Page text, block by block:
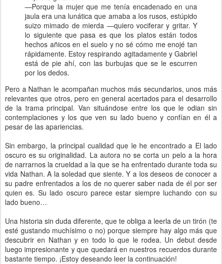
—Porque la mujer que me tenía encadenado en una
jaula era una lunática que amaba a los rusos, estúpido
suizo mimado de mierda —quiero vociferar y gritar. Y
lo siguiente que pasa es que los platos están todos
hechos añicos en el suelo y no sé cómo me enojé tan
rápidamente. Estoy respirando agitadamente y Gabriel
está de pie ahí, con las burbujas que se le escurren
por los dedos.
Pero a Nathan le acompañan muchos más secundarios, unos más
relevantes que otros, pero en general acertados para el desarrollo
de la trama principal. Van situándose entre los que le odian sin
contemplaciones y los que ven su lado bueno y confían en él a
pesar de las apariencias.
Sin embargo, la principal cualidad que le he encontrado a El lado
oscuro es su originalidad. La autora no se corta un pelo a la hora
de narrarnos la crueldad a la que se ha enfrentado durante toda su
vida Nathan. A la soledad que siente. Y a los deseos de conocer a
su padre enfrentados a los de no querer saber nada de él por ser
quien es. Su lado oscuro parece estar siempre luchando con su
lado bueno…
Una historia sin duda diferente, que te obliga a leerla de un tirón (te
esté gustando muchísimo o no) porque siempre hay algo más que
descubrir en Nathan y en todo lo que le rodea. Un debut desde
luego impresionante y que quedará en nuestros recuerdos durante
bastante tiempo. ¡Estoy deseando leer la continuación!